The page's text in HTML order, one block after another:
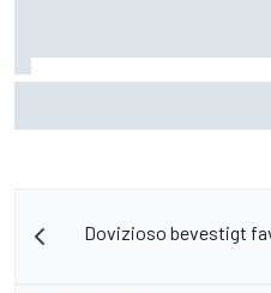
Dovizioso bevestigt